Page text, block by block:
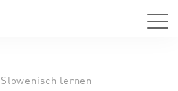
Slowenisch lernen